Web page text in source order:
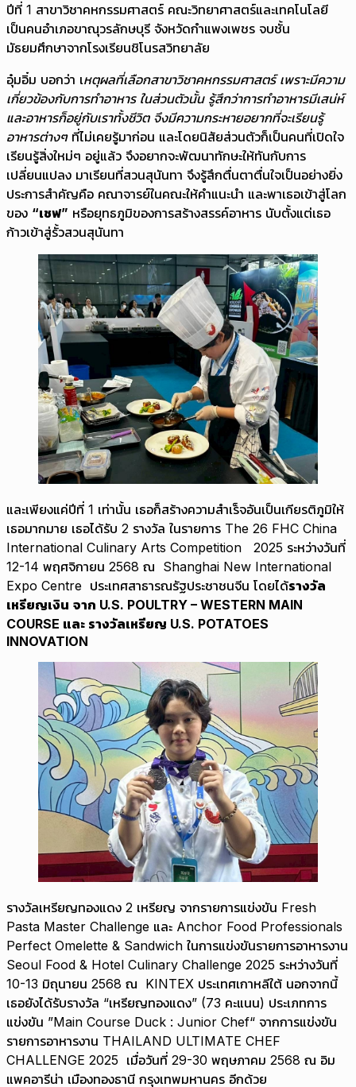
ปีที่ 1 สาขาวิชาคหกรรมศาสตร์ คณะวิทยาศาสตร์และเทคโนโลยี
เป็นคนอำเภอขาณุวรลักษบุรี จังหวัดกำแพงเพชร จบชั้น
มัธยมศึกษาจากโรงเรียนชิโนรสวิทยาลัย
อุ๋มอิ๋ม บอกว่า เหตุผลที่เลือกสาขาวิชาคหกรรมศาสตร์ เพราะมีความ
เกี่ยวข้องกับการทำอาหาร ในส่วนตัวนั้น รู้สึกว่าการทำอาหารมีเสน่ห์
และอาหารก็อยู่กับเราทั้งชีวิต จึงมีความกระหายอยากที่จะเรียนรู้
อาหารต่างๆที่ไม่เคยรู้มาก่อน และโดยนิสัยส่วนตัวก็เป็นคนที่เปิดใจ
เรียนรู้สิ่งใหม่ๆ อยู่แล้ว จึงอยากจะพัฒนาทักษะให้ทันกับการ
เปลี่ยนแปลง มาเรียนที่สวนสุนันทา จึงรู้สึกตื่นตาตื่นใจเป็นอย่างยิ่ง
ประการสำคัญคือ คณาจารย์ในคณะให้คำแนะนำ และพาเธอเข้าสู่โลก
ของ “เชฟ” หรือยุทธภูมิของการสร้างสรรค์อาหาร นับตั้งแต่เธอ
ก้าวเข้าสู่รั้วสวนสุนันทา
และเพียงแค่ปีที่ 1 เท่านั้น เธอก็สร้างความสำเร็จอันเป็นเกียรติภูมิให้
เธอมากมาย เธอได้รับ 2 รางวัล ในรายการ The 26 FHC China
International Culinary Arts Competition 2025 ระหว่างวันที่
12-14 พฤศจิกายน 2568 ณ Shanghai New International
Expo Centre ประเทศสาธารณรัฐประชาชนจีน โดยได้รางวัล
เหรียญเงิน จาก U.S. POULTRY – WESTERN MAIN
COURSE และ รางวัลเหรียญ U.S. POTATOES
INNOVATION
รางวัลเหรียญทองแดง 2 เหรียญ จากรายการแข่งขัน Fresh
Pasta Master Challenge และ Anchor Food Professionals
Perfect Omelette & Sandwich ในการแข่งขันรายการอาหารงาน
Seoul Food & Hotel Culinary Challenge 2025 ระหว่างวันที่
10-13 มิถุนายน 2568 ณ KINTEX ประเทศเกาหลีใต้ นอกจากนี้
เธอยังได้รับรางวัล “เหรียญทองแดง” (73 คะแนน) ประเภทการ
แข่งขัน ”Main Course Duck : Junior Chef“ จากการแข่งขัน
รายการอาหารงาน THAILAND ULTIMATE CHEF
CHALLENGE 2025 เมื่อวันที่ 29-30 พฤษภาคม 2568 ณ อิม
แพคอารีน่า เมืองทองธานี กรุงเทพมหานคร อีกด้วย